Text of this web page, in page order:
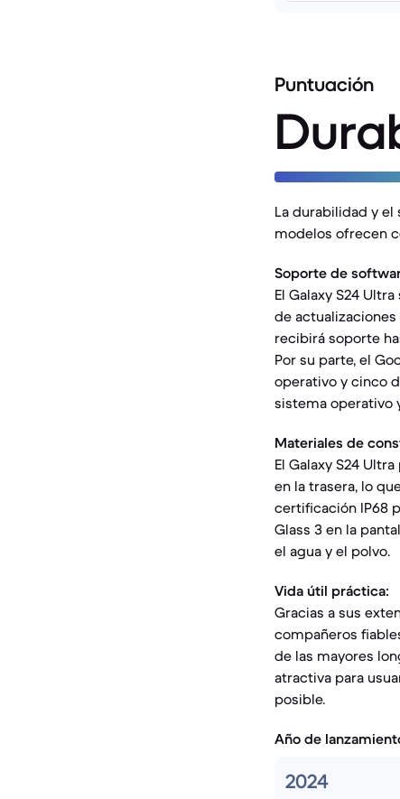
Puntuación
La durabilidad y
modelos ofrecen
Soporte de
El Galaxy S24
de
recibirá soporte
Por su parte, el
operativo y cinco
sistema operativo
Materiales de
El Galaxy S24
en la trasera, lo
certificación IP68
Glass 3 en la
el agua y el polvo.
Vida útil práctica:
Gracias a sus
compañeros
de las mayores
atractiva para
posible.
Año de
2024